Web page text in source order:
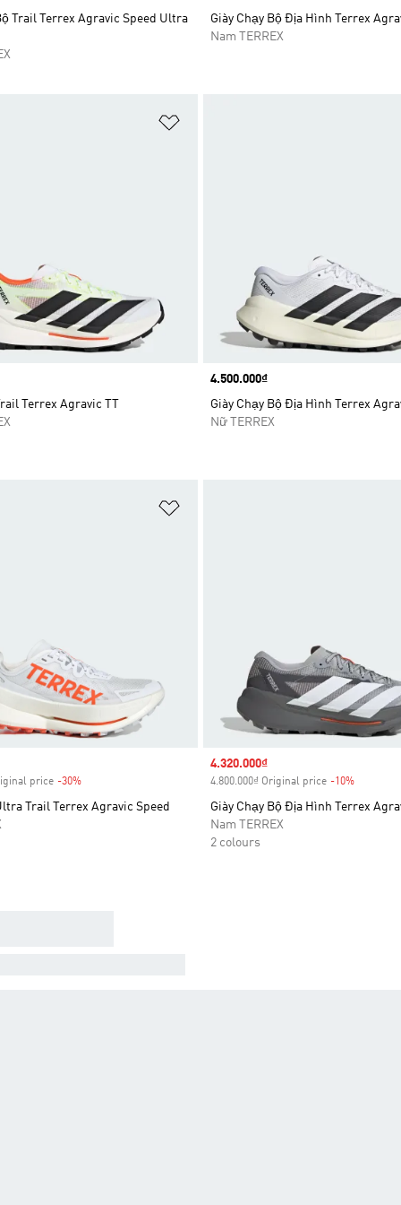
Trail Terrex Agravic Speed Ultra
Giày Chạy Bộ Địa Hình Terrex
Nam TERREX
Terrex Agravic TT
Price
4.500.000₫
Giày Chạy Bộ Địa Hình Terrex
Nữ TERREX
price -30%Discount
Trail Terrex Agravic Speed
Sale price
4.320.000₫
4.800.000₫ Original price -10%
Giày Chạy Bộ Địa Hình Terrex
Nam TERREX
2 colours